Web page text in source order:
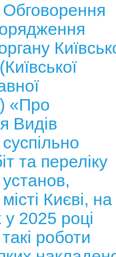
«Про
Видів
та переліку
Києві, на
у 2025 році
роботи